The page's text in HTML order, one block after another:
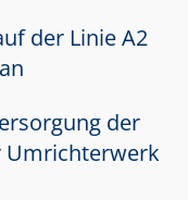
der Linie A2
der
Umrichterwerk